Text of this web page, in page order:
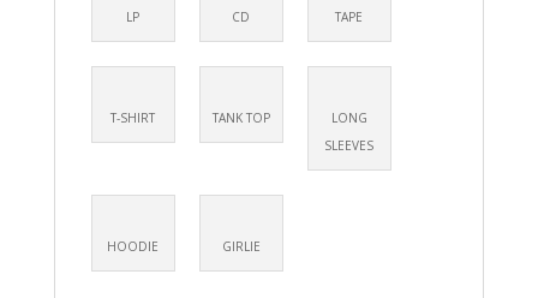
LP CD TAPE
T-SHIRT TANK TOP
LONG
SLEEVES
HOODIE GIRLIE